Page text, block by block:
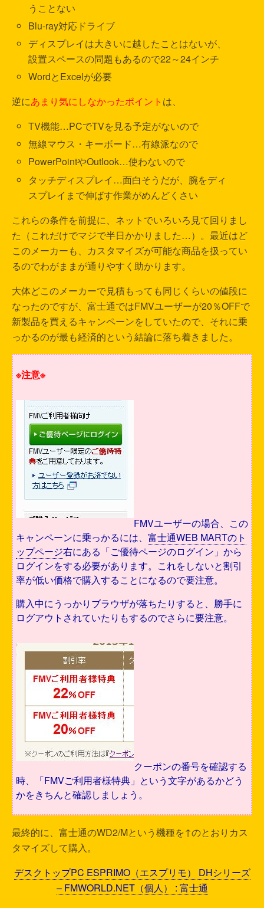
うことない
Blu-ray対応ドライブ
ディスプレイは大きいに越したことはないが、
設置スペースの問題もあるので22～24インチ
WordとExcelが必要
逆にあまり気にしなかったポイント は、
TV機能…PCでTVを見る予定がないので
無線マウス・キーボード…有線派なので
PowerPointやOutlook…使わないので
タッチディスプレイ…面白そうだが、腕をディ
スプレイまで伸ばす作業がめんどくさい
これらの条件を前提に、ネットでいろいろ見て回りまし
た（これだけでマジで半日かかりました…）。最近はど
このメーカーも、カスタマイズが可能な商品を扱ってい
るのでわがままが通りやすく助かります。
大体どこのメーカーで見積もっても同じくらいの値段に
なったのですが、富士通ではFMVユーザーが20％OFFで
新製品を買えるキャンペーンをしていたので、それに乗
っかるのが最も経済的という結論に落ち着きました。
※注意※
FMVユーザーの場合、この
キャンペーンに乗っかるには、 富士通WEB MARTのト
ップページ右にある「ご優待ページのログイン」から
ログインをする必要があります。これをしないと割引
率が低い価格で購入することになるので要注意。
購入中にうっかりブラウザが落ちたりすると、勝手に
ログアウトされていたりもするのでさらに要注意。
クーポンの番号を確認する
時、「FMVご利用者様特典」という文字があるかどう
かをきちんと確認しましょう。
最終的に、富士通のWD2/Mという機種を↑のとおりカス
タマイズして購入。
デスクトップPC ESPRIMO（エスプリモ） DHシリーズ
– FMWORLD.NET（個人） : 富士通